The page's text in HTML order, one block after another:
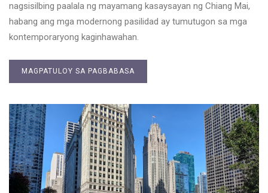
nagsisilbing paalala ng mayamang kasaysayan ng Chiang Mai,
habang ang mga modernong pasilidad ay tumutugon sa mga
kontemporaryong kaginhawahan.
MAGPATULOY SA PAGBABASA